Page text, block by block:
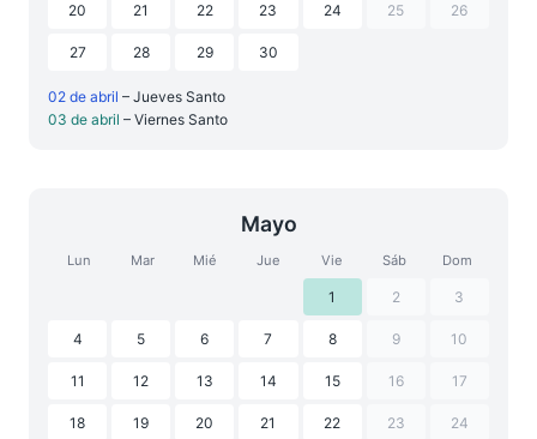
20 21 22 23 24 25 26
27 28 29 30
02 de abril – Jueves Santo
03 de abril – Viernes Santo
Mayo
Lun Mar Mié Jue Vie Sáb Dom
1 2 3
4 5 6 7 8 9 10
11 12 13 14 15 16 17
18 19 20 21 22 23 24